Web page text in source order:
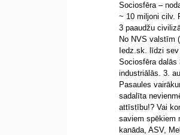
Sociosfēra –
~ 10 miljoni cilv.
3 paaudžu
No NVS valstīm
Iedz.sk. līdzi
Sociosfēra
industriālās. 3.
Pasaules
sadalīta
attīstību!? Vai
saviem spēkiem
kanāda, ASV,